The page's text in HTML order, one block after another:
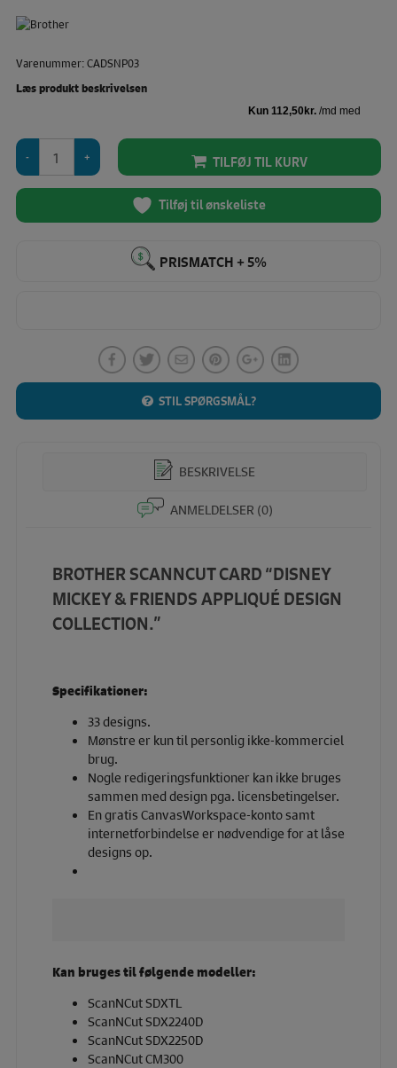
Varenummer: CADSNP03
Læs produkt beskrivelsen
Card
"Disney
&
TILFØJ TIL KURV
Tilføj til ønskeliste
PRISMATCH + 5%
STIL SPØRGSMÅL?
BESKRIVELSE
ANMELDELSER (0)
BROTHER SCANNCUT CARD “DISNEY
MICKEY & FRIENDS APPLIQUÉ DESIGN
COLLECTION.”
Specifikationer:
33 designs.
Mønstre er kun til personlig ikke-kommerciel
brug.
Nogle redigeringsfunktioner kan ikke bruges
sammen med design pga. licensbetingelser.
En gratis CanvasWorkspace-konto samt
internetforbindelse er nødvendige for at låse
designs op.
Kan bruges til følgende modeller:
ScanNCut SDXTL
ScanNCut SDX2240D
ScanNCut SDX2250D
ScanNCut CM300